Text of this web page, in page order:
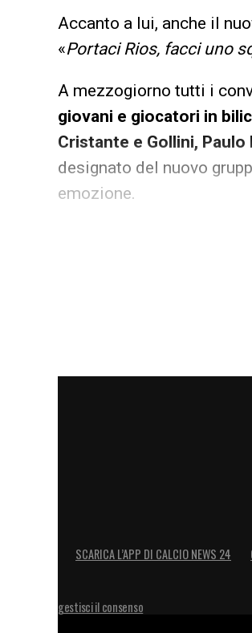
Accanto a lui, anche il
«Portaci Rios, facci uno
A mezzogiorno tutti i
giovani e giocatori in
Cristante e Gollini, Paulo
designato del nuovo
emozione.
L’atmosfera era quella
SCARICA L’APP DI CALCIO NEWS 24
gestisci il consenso